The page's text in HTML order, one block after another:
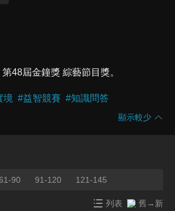
48屆金鐘獎 綜藝節目獎。
境 #益智競賽 #知識問答
顯示較少
90 91-120 121-145
列表 舊→新